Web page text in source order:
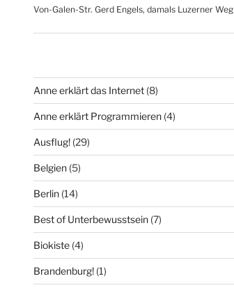
Von-Galen-Str. Gerd Engels, damals Luzerner Weg
Anne erklärt das Internet(8)
Anne erklärt Programmieren(4)
Ausflug!(29)
Belgien(5)
Berlin(14)
Best of Unterbewusstsein(7)
Biokiste(4)
Brandenburg!(1)